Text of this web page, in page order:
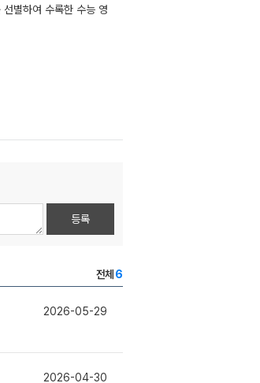
별하여 수록한 수능 영
등록
전체 6
2026-05-29
2026-04-30